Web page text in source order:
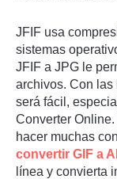
JFIF usa
sistemas
JFIF a JPG le
archivos. Con las
será fácil,
Converter
hacer muchas
convertir GIF a
línea y convierta